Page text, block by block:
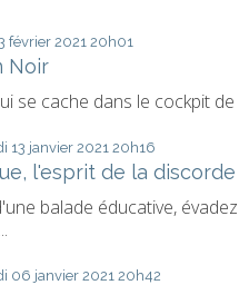
février 2021 20h01
Noir
se cache dans le cockpit de
13 janvier 2021 20h16
l'esprit de la discorde
balade éducative,
06 janvier 2021 20h42